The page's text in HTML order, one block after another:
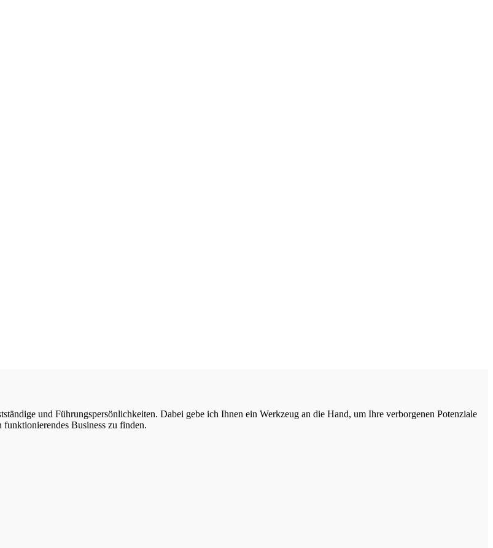
und Führungspersönlichkeiten. Dabei gebe ich Ihnen ein Werkzeug an die Hand, um Ihre verborgenen Potenziale
Business zu finden.